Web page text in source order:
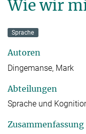
Wie wir
Sprache
Autoren
Dingemanse, Mark
Abteilungen
Sprache und
Zusammenfassung